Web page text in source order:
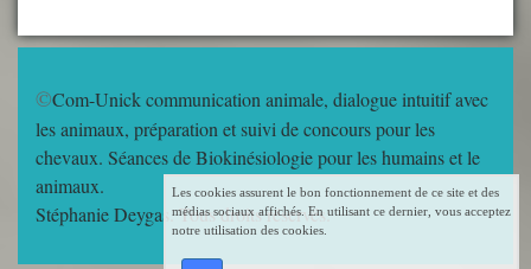
©Com-Unick communication animale, dialogue intuitif avec
les animaux, préparation et suivi de concours pour les
chevaux. Séances de Biokinésiologie pour les humains et le
animaux.
Stéphanie Deygas. Tous droits réservés.
Les cookies assurent le bon fonctionnement de ce site et des
médias sociaux affichés. En utilisant ce dernier, vous acceptez
notre utilisation des cookies.